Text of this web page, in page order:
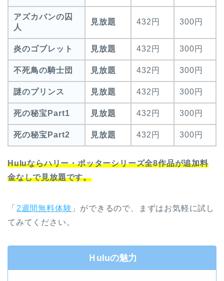
アズカバンの囚
人
見放題 432円 300円
炎のゴブレット 見放題 432円 300円
不死鳥の騎士団 見放題 432円 300円
謎のプリンス 見放題 432円 300円
死の秘宝Part1 見放題 432円 300円
死の秘宝Part2 見放題 432円 300円
Huluならハリー・ポッターシリーズ全8作品が追加料
金なしで見放題です。
「 2週間無料体験 」ができるので、まずはお気軽に試し
てみてください。
Ｈuluの魅力